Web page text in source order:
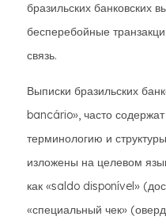
бразильских банковских
бесперебойные
связь.
Выписки бразильских
bancário», часто
терминологию и
изложены на целевом
как «saldo disponível»
«специальный чек»